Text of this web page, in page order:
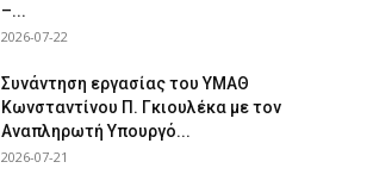
–...
2026-07-22
Συνάντηση εργασίας του ΥΜΑΘ
Κωνσταντίνου Π. Γκιουλέκα με τον
Αναπληρωτή Υπουργό...
2026-07-21